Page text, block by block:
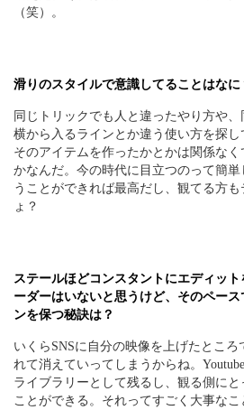
（笑）。
滑りのスタイルで意識してることはなに
同じトリックでも人と違ったやり方や
横から入るラインとか違う使い方を探
そのアイテムを作ったかとかは関係な
かなんだ。今の時代に目立つのって簡
うことができれば最高だし、観てる方
ょ？
ステールほどコンスタントにエディッ
ーダーはいないと思うけど、そのペー
ンを保つ秘訣は？
いくらSNSに自分の映像を上げたとこ
れて消えていってしまうからね。
ライブラリーとして残るし、観る側に
ことができる。それってすごく大事なこ